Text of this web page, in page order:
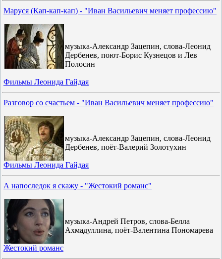
Маруся (Кап-кап-кап) - "Иван Васильевич меняет профессию"
музыка-Александр Зацепин, слова-Леонид
Дербенев, поют-Борис Кузнецов и Лев
Полосин
Фильмы Леонида Гайдая
Разговор со счастьем - "Иван Васильевич меняет профессию"
музыка-Александр Зацепин, слова-Леонид
Дербенев, поёт-Валерий Золотухин
Фильмы Леонида Гайдая
А напоследок я скажу - "Жестокий романс"
музыка-Андрей Петров, слова-Белла
Ахмадуллина, поёт-Валентина Пономарева
Жестокий романс